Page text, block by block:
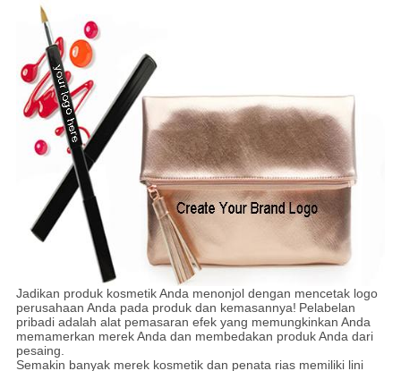
Jadikan produk kosmetik Anda menonjol dengan mencetak logo
perusahaan Anda pada produk dan kemasannya! Pelabelan
pribadi adalah alat pemasaran efek yang memungkinkan Anda
memamerkan merek Anda dan membedakan produk Anda dari
pesaing.
Semakin banyak merek kosmetik dan penata rias memiliki lini